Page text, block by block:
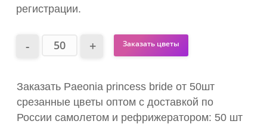
регистрации.
Заказать цветы
Заказать Paeonia princess bride от 50шт
срезанные цветы оптом с доставкой по
России самолетом и рефрижератором: 50 шт